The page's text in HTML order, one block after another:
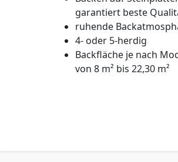
garantiert beste
ruhende
4- oder 5-herdig
Backfläche je nach
von 8 m² bis 22,30 m²